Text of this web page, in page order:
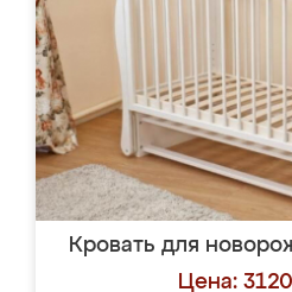
Кровать для
Цена: